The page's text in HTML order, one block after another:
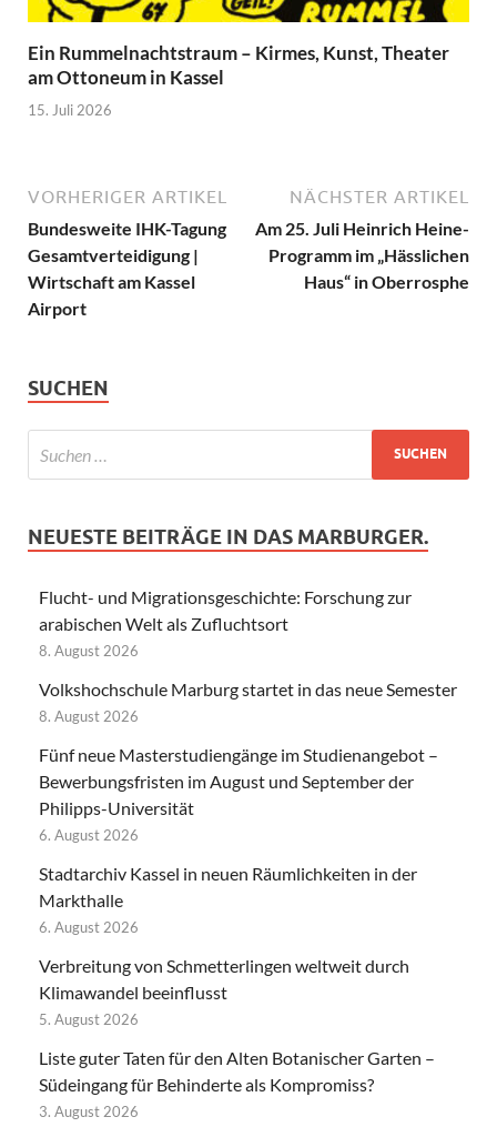
Ein Rummelnachtstraum – Kirmes, Kunst, Theater
am Ottoneum in Kassel
15. Juli 2026
VORHERIGER ARTIKEL
Bundesweite IHK-Tagung
Gesamtverteidigung |
Wirtschaft am Kassel
Airport
NÄCHSTER ARTIKEL
Am 25. Juli Heinrich Heine-
Programm im „Hässlichen
Haus“ in Oberrosphe
SUCHEN
NEUESTE BEITRÄGE IN DAS MARBURGER.
Flucht- und Migrationsgeschichte: Forschung zur
arabischen Welt als Zufluchtsort
8. August 2026
Volkshochschule Marburg startet in das neue Semester
8. August 2026
Fünf neue Masterstudiengänge im Studienangebot –
Bewerbungsfristen im August und September der
Philipps-Universität
6. August 2026
Stadtarchiv Kassel in neuen Räumlichkeiten in der
Markthalle
6. August 2026
Verbreitung von Schmetterlingen weltweit durch
Klimawandel beeinflusst
5. August 2026
Liste guter Taten für den Alten Botanischer Garten –
Südeingang für Behinderte als Kompromiss?
3. August 2026